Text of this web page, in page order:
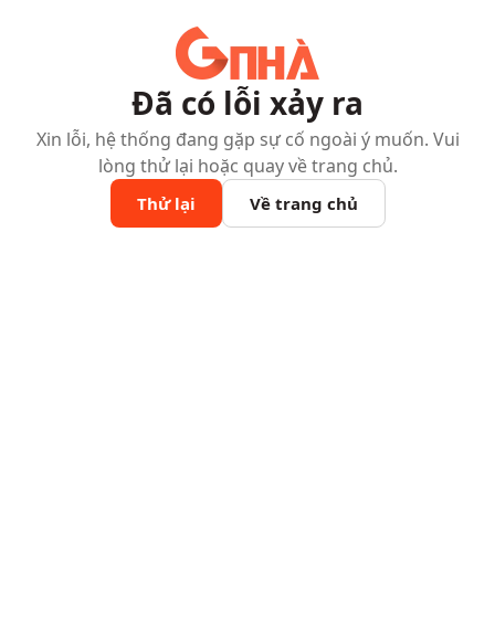
Đã có lỗi xảy ra
Xin lỗi, hệ thống đang gặp sự cố ngoài ý muốn. Vui
lòng thử lại hoặc quay về trang chủ.
Thử lại Về trang chủ